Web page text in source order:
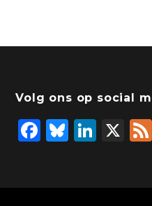
Volg ons op social
F
Bl
Li
X